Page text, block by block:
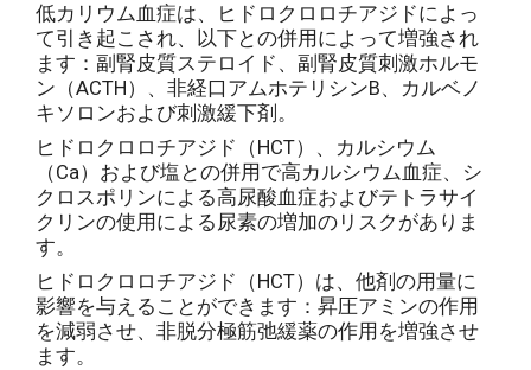
低カリウム血症は、ヒドロクロロチアジドによっ
て引き起こされ、以下との併用によって増強され
ます：副腎皮質ステロイド、副腎皮質刺激ホルモ
ン（ACTH）、非経口アムホテリシンB、カルベノ
キソロンおよび刺激緩下剤。
ヒドロクロロチアジド（HCT）、カルシウム
（Ca）および塩との併用で高カルシウム血症、シ
クロスポリンによる高尿酸血症およびテトラサイ
クリンの使用による尿素の増加のリスクがありま
す。
ヒドロクロロチアジド（HCT）は、他剤の用量に
影響を与えることができます：昇圧アミンの作用
を減弱させ、非脱分極筋弛緩薬の作用を増強させ
ます。